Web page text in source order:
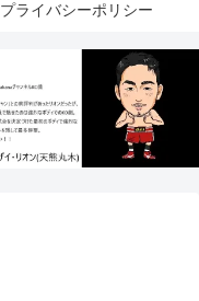
プライバシーポリシー